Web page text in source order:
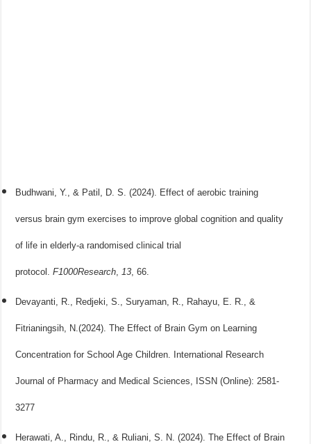
Budhwani, Y., & Patil, D. S. (2024). Effect of aerobic training
versus brain gym exercises to improve global cognition and quality
of life in elderly-a randomised clinical trial
protocol.F1000Research,13
Devayanti, R., Redjeki, S., Suryaman, R., Rahayu, E. R., &
Fitrianingsih, N.(2024). The Effect of Brain Gym on Learning
Concentration for School Age Children.‏ International Research
Journal of Pharmacy and Medical Sciences, ISSN (Online): 2581-
3277
Herawati, A., Rindu, R., & Ruliani, S. N. (2024). The Effect of Brain